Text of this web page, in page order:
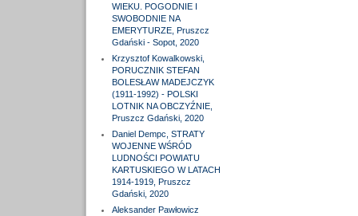
WIEKU. POGODNIE I
SWOBODNIE NA
EMERYTURZE, Pruszcz
Gdański - Sopot, 2020
Krzysztof Kowalkowski,
PORUCZNIK STEFAN
BOLESŁAW MADEJCZYK
(1911-1992) - POLSKI
LOTNIK NA OBCZYŹNIE,
Pruszcz Gdański, 2020
Daniel Dempc, STRATY
WOJENNE WŚRÓD
LUDNOŚCI POWIATU
KARTUSKIEGO W LATACH
1914-1919, Pruszcz
Gdański, 2020
Aleksander Pawłowicz